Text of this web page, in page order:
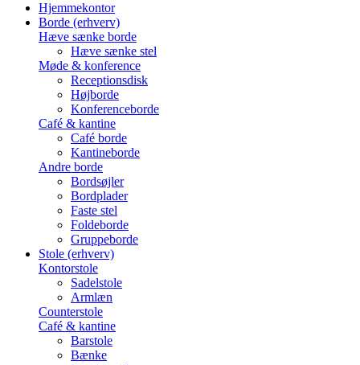
Hjemmekontor
Borde (erhverv)
Hæve sænke borde
Hæve sænke stel
Møde & konference
Receptionsdisk
Højborde
Konferenceborde
Café & kantine
Café borde
Kantineborde
Andre borde
Bordsøjler
Bordplader
Faste stel
Foldeborde
Gruppeborde
Stole (erhverv)
Kontorstole
Sadelstole
Armlæn
Counterstole
Café & kantine
Barstole
Bænke